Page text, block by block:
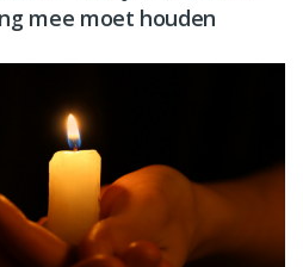
mee moet houden